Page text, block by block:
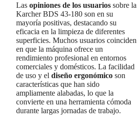
Las opiniones de los usuarios sobre la
Karcher BDS 43-180 son en su
mayoría positivas, destacando su
eficacia en la limpieza de diferentes
superficies. Muchos usuarios coinciden
en que la máquina ofrece un
rendimiento profesional en entornos
comerciales y domésticos. La facilidad
de uso y el diseño ergonómico son
características que han sido
ampliamente alabadas, lo que la
convierte en una herramienta cómoda
durante largas jornadas de trabajo.